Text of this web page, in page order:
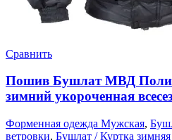
Сравнить
Пошив Бушлат МВД
зимний укороченная
Форменная одежда Мужская,
ветровки, Бушлат / Куртка зимняя